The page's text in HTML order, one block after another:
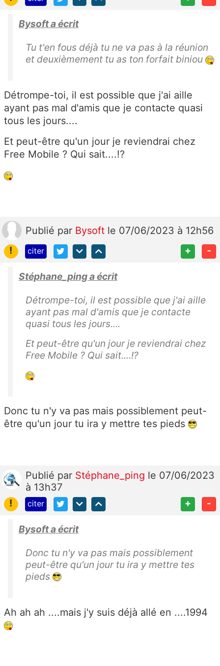
Bysoft a écrit
Tu t'en fous déjà tu ne va pas à la réunion
et deuxièmement tu as ton forfait biniou
Détrompe-toi, il est possible que j'ai aille
ayant pas mal d'amis que je contacte quasi
tous les jours....
Et peut-être qu'un jour je reviendrai chez
Free Mobile ? Qui sait....!?
Publié par Bysoft le 07/06/2023 à 12h56
!
citer + -
Stéphane_ping a écrit
Détrompe-toi, il est possible que j'ai aille
ayant pas mal d'amis que je contacte
quasi tous les jours....
Et peut-être qu'un jour je reviendrai chez
Free Mobile ? Qui sait....!?
Donc tu n'y va pas mais possiblement peut-
être qu'un jour tu ira y mettre tes pieds
Publié par Stéphane_ping le 07/06/2023
à 13h37
!
citer + -
Bysoft a écrit
Donc tu n'y va pas mais possiblement
peut-être qu'un jour tu ira y mettre tes
pieds
Ah ah ah ....mais j'y suis déjà allé en ....1994